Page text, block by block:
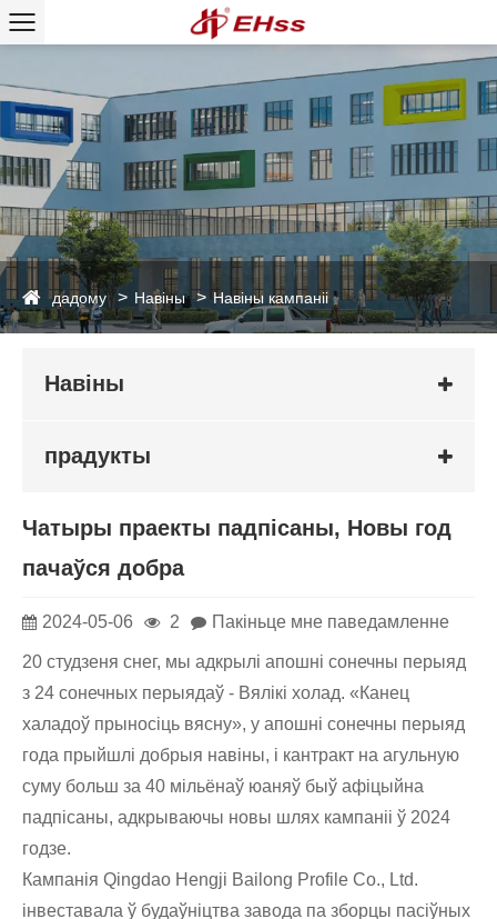
дадому Навіны Навіны кампаніі
Навіны
прадукты
Чатыры праекты падпісаны, Новы год
пачаўся добра
2024-05-06 2 Пакіньце мне паведамленне
20 студзеня снег, мы адкрылі апошні сонечны перыяд
з 24 сонечных перыядаў - Вялікі холад. «Канец
халадоў прыносіць вясну», у апошні сонечны перыяд
года прыйшлі добрыя навіны, і кантракт на агульную
суму больш за 40 мільёнаў юаняў быў афіцыйна
падпісаны, адкрываючы новы шлях кампаніі ў 2024
годзе.
Кампанія Qingdao Hengji Bailong Profile Co., Ltd.
інвеставала ў будаўніцтва завода па зборцы пасіўных